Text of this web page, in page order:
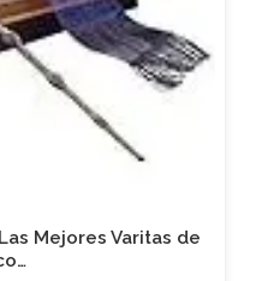
Mejores Varitas de